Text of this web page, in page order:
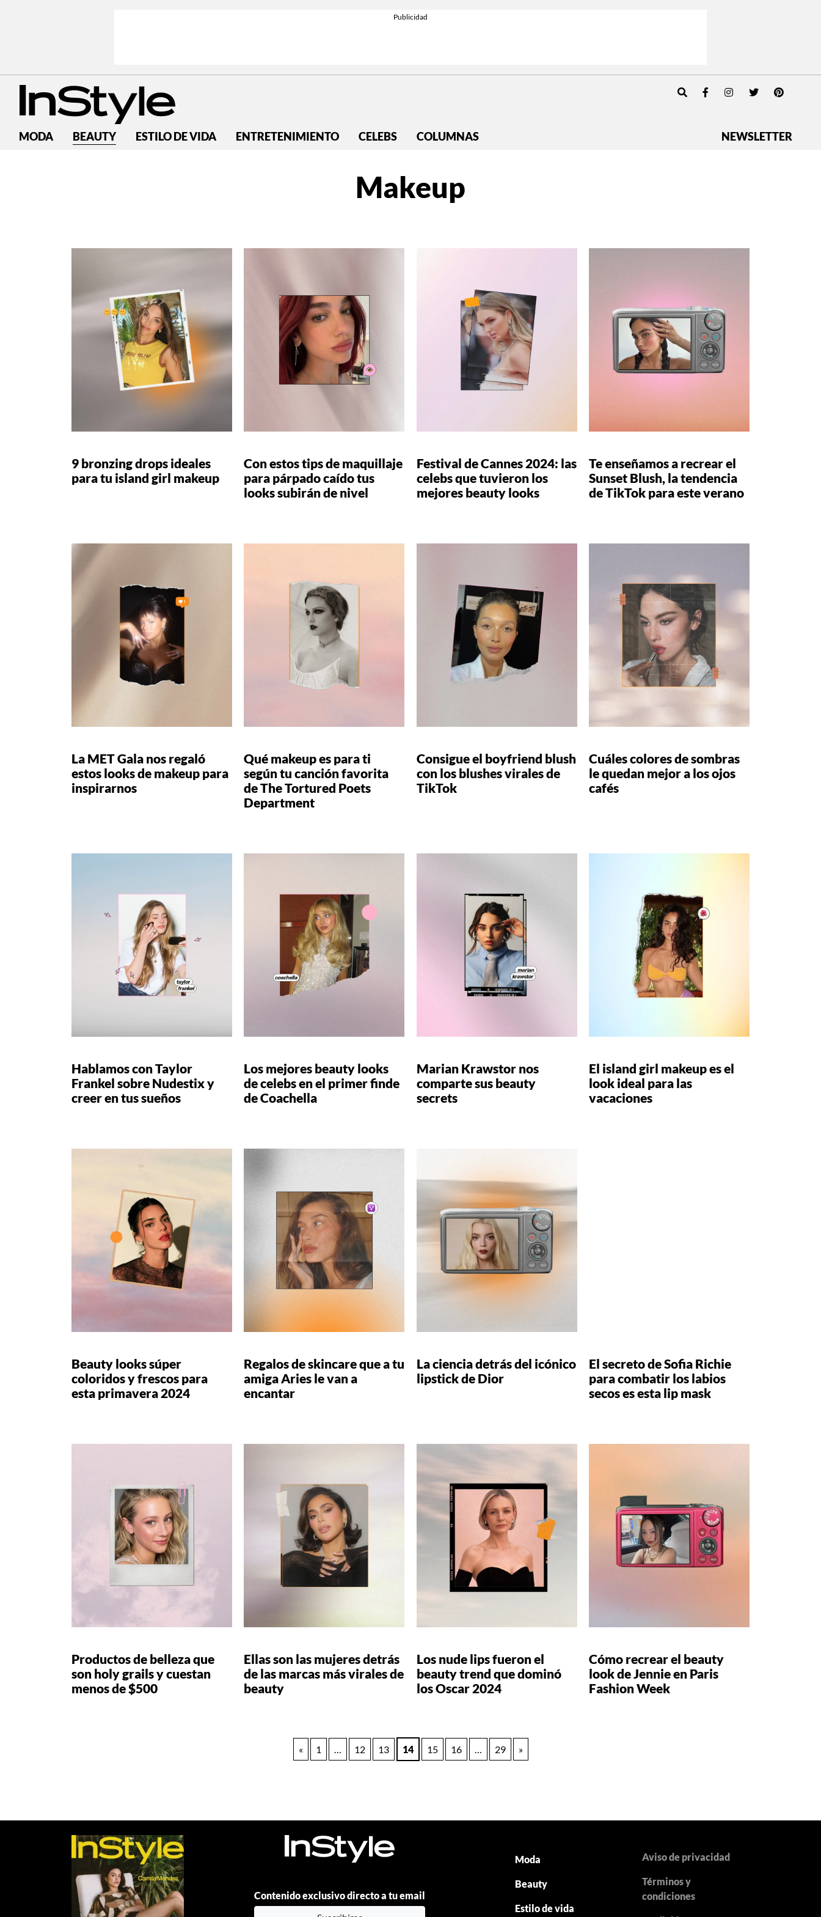
MODA BEAUTY ESTILO DE VIDA ENTRETENIMIENTO CELEBS COLUMNAS NEWSLETTER
Makeup
9 bronzing drops ideales
para tu island girl makeup
Con estos tips de maquillaje
para párpado caído tus
looks subirán de nivel
Festival de Cannes 2024: las
celebs que tuvieron los
mejores beauty looks
Te enseñamos a recrear el
Sunset Blush, la tendencia
de TikTok para este verano
La MET Gala nos regaló
estos looks de makeup para
inspirarnos
Qué makeup es para ti
según tu canción favorita
de The Tortured Poets
Department
Consigue el boyfriend blush
con los blushes virales de
TikTok
Cuáles colores de sombras
le quedan mejor a los ojos
cafés
Hablamos con Taylor
Frankel sobre Nudestix y
creer en tus sueños
Los mejores beauty looks
de celebs en el primer finde
de Coachella
Marian Krawstor nos
comparte sus beauty
secrets
El island girl makeup es el
look ideal para las
vacaciones
Beauty looks súper
coloridos y frescos para
esta primavera 2024
Regalos de skincare que a tu
amiga Aries le van a
encantar
La ciencia detrás del icónico
lipstick de Dior
El secreto de Sofia Richie
para combatir los labios
secos es esta lip mask
Productos de belleza que
son holy grails y cuestan
menos de $500
Ellas son las mujeres detrás
de las marcas más virales de
beauty
Los nude lips fueron el
beauty trend que dominó
los Oscar 2024
Cómo recrear el beauty
look de Jennie en Paris
Fashion Week
« 1 … 12 13 14 15 16 … 29 »
Contenido exclusivo directo a tu email
Moda
Beauty
Estilo de vida
Aviso de privacidad
Términos y
condiciones